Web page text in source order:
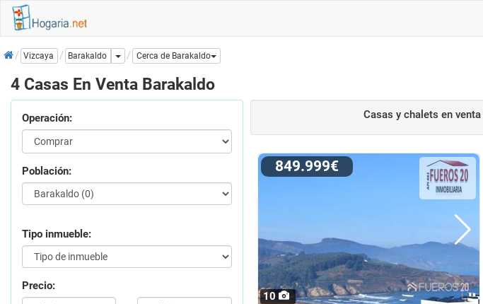
InicioVizcaya Barakaldo Dropdown
Cerca de Barakaldo
4 Casas En Venta Barakaldo
Operación:
Población:
Tipo inmueble:
Precio:
Casas y chalets en venta
10
849.999€